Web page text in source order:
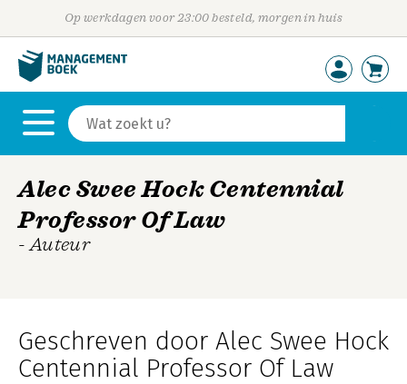
Op werkdagen voor 23:00 besteld, morgen in huis
Alec Swee Hock Centennial
Professor Of Law
- Auteur
Geschreven door Alec Swee Hock
Centennial Professor Of Law